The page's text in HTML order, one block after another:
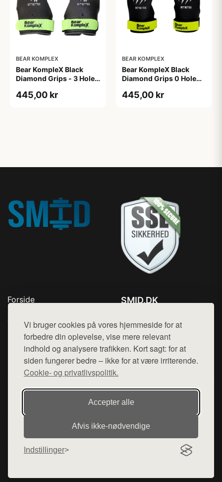
Vi bruger cookies på vores hjemmeside for at
forbedre din oplevelse, vise mere relevant
indhold og analysere trafikken. Kort sagt: for at
siden fungerer bedre – ikke for at være irriterende.
Cookie- og privatlivspolitik.
Accepter alle
Afvis ikke‑nødvendige
Indstillinger
BEAR KOMPLEX
Bear KompleX Black
Diamond Grips - 3 Hole
445,00 kr
BEAR KOMPLEX
Bear KompleX Black
Diamond Grips 0 Hole
445,00 kr
Forside
Top Rabatter
Kontakt
SMID.DK
Mail: hej@want.dk
Cookie- og privatlivspolitik
Denne side er en del af want.dk, der udgiver en række
hjemmesider med præsentation af forskellige produkter fra
diverse webshops. Der sælges ikke varer fra denne side - vi
henviser til de shops, som sælger varen. Vi har heller ikke
varerne på lager.